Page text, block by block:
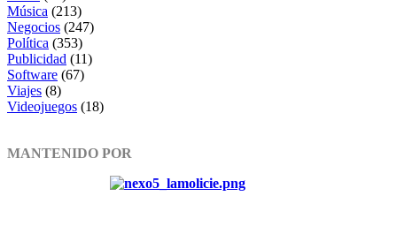
Música (213)
Negocios (247)
Política (353)
Publicidad (11)
Software (67)
Viajes (8)
Videojuegos (18)
MANTENIDO POR